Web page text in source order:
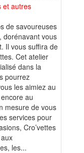
et autres
de savoureuses
dorénavant vous
Il vous suffira de
Cet atelier
dans la
pourrez
les aimiez au
au
mesure de vous
services pour
Cro’vettes
les...